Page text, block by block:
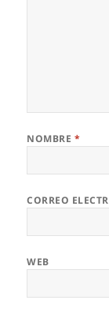
NOMBRE *
CORREO
WEB